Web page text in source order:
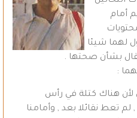
أمام
لهما شيئا
بشأن صحتها .
:
لأن هناك كتلة في رأس
تعط نقائلا بعد , وأمامنا